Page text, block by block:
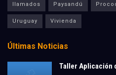
llamados Paysandú
Uruguay Vivienda
Últimas Noticias
Taller Aplicación